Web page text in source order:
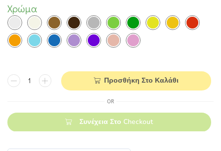
Χρώμα
Προσθήκη Στο Καλάθι
OR
Συνέχεια Στο Checkout